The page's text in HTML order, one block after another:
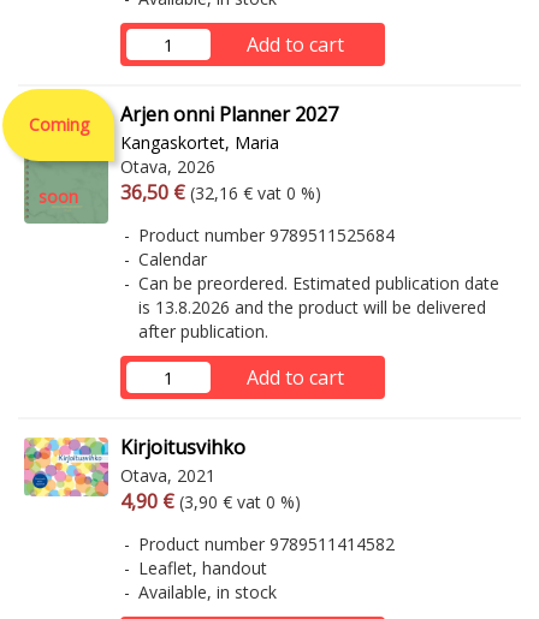
Add to cart
Coming
soon
Arjen onni Planner 2027
Kangaskortet, Maria
Otava, 2026
Arvonlisäverollinen hinta
36,50 € Excl. vat
(32,16 € vat 0 %)
Product number 9789511525684
Calendar
Can be preordered. Estimated publication date
is 13.8.2026 and the product will be delivered
after publication.
Add to cart
Kirjoitusvihko
Otava, 2021
Arvonlisäverollinen hinta
4,90 € Excl. vat
(3,90 € vat 0 %)
Product number 9789511414582
Leaflet, handout
Available, in stock